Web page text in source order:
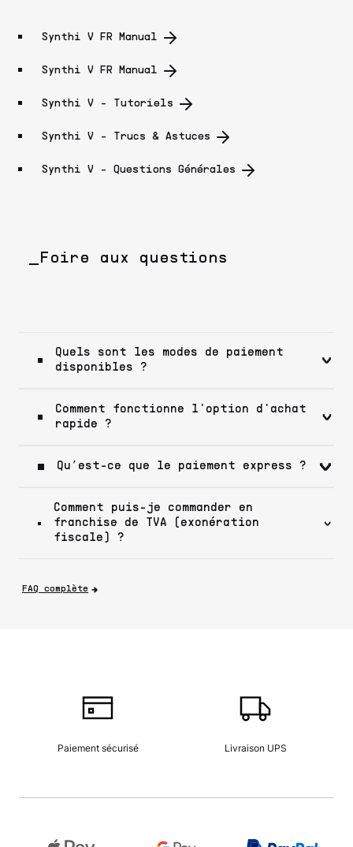
Synthi V FR Manual
Synthi V FR Manual
Synthi V - Tutoriels
Synthi V - Trucs & Astuces
Synthi V - Questions Générales
_Foire aux questions
Quels sont les modes de paiement
disponibles ?
Comment fonctionne l'option d'achat
rapide ?
Qu’est-ce que le paiement express ?
Comment puis-je commander en
franchise de TVA (exonération
fiscale) ?
FAQ complète
Paiement sécurisé Livraison UPS